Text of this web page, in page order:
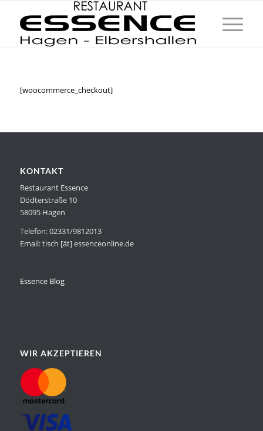
[woocommerce_checkout]
KONTAKT
Restaurant Essence
Dödterstraße 10
58095 Hagen
Telefon: 02331/9812013
Email: tisch [ät] essenceonline.de
Essence Blog
WIR AKZEPTIEREN